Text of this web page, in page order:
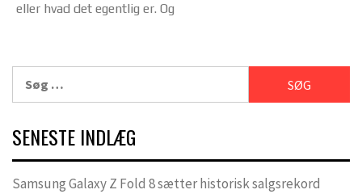
eller hvad det egentlig er. Og
efter:
SENESTE INDLÆG
Samsung Galaxy Z Fold 8 sætter historisk salgsrekord